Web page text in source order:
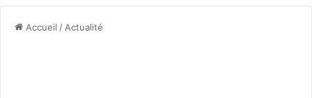
Accueil / Actualité